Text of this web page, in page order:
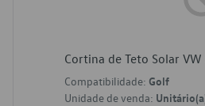
Cortina de Teto Solar
Compatibilidade: Golf
Unidade de venda: